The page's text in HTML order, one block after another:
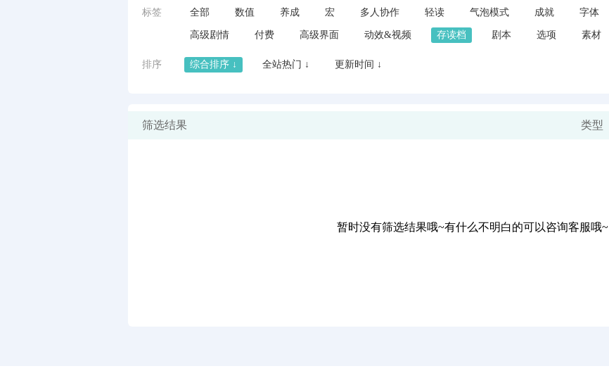
标签 全部 数值 养成 宏 多人协作 轻读 气泡模式 成就 字体
高级剧情 付费 高级界面 动效&视频 存读档 剧本 选项 素材
排序 综合排序 ↓ 全站热门 ↓ 更新时间 ↓
筛选结果 类型
暂时没有筛选结果哦~有什么不明白的可以咨询客服哦~